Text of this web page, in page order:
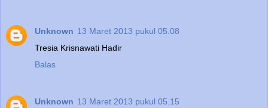
Unknown 13 Maret 2013 pukul 05.08
Tresia Krisnawati Hadir
Balas
Unknown 13 Maret 2013 pukul 05.15